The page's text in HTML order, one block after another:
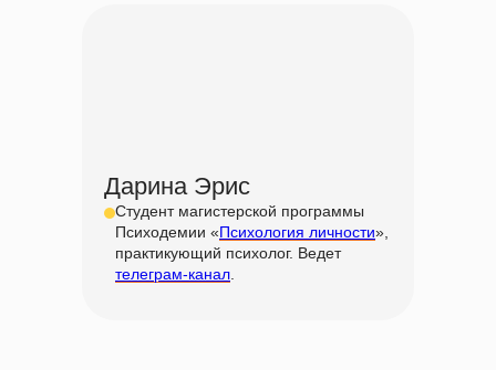
Дарина Эрис
Студент магистерской программы
Психодемии «Психология личности»,
практикующий психолог. Ведет
телеграм-канал.